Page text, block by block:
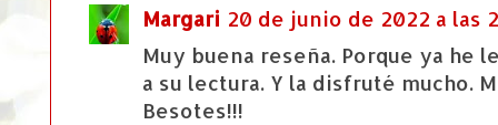
Margari 20 de junio de 2022 a las
Muy buena reseña. Porque ya he
a su lectura. Y la disfruté mucho.
Besotes!!!